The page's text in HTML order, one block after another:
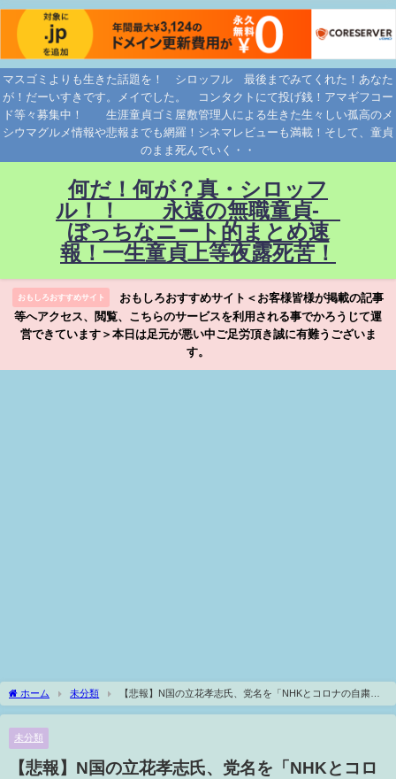
マスゴミよりも生きた話題を！ シロッフル 最後までみてくれた！あなた
が！だーいすきです。メイでした。 コンタクトにて投げ銭！アマギフコー
ド等々募集中！ 生涯童貞ゴミ屋敷管理人による生きた生々しい孤高のメ
シウマグルメ情報や悲報までも網羅！シネマレビューも満載！そして、童貞
のまま死んでいく・・
何だ！何が？真・シロッフ
ル！！ 永遠の無職童貞-
ぼっちなニート的まとめ速
報！一生童貞上等夜露死苦！
おもしろおすすめサイト
おもしろおすすめサイト＜お客様皆様が掲載の記事
等へアクセス、閲覧、こちらのサービスを利用される事でかろうじて運
営できています＞本日は足元が悪い中ご足労頂き誠に有難うございま
す。
ホーム 未分類
【悲報】N国の立花孝志氏、党名を「NHKとコロナの自粛か
ら国民を守る党」に変更へｗｗｗｗｗｗｗｗｗｗ
未分類
【悲報】N国の立花孝志氏、党名を「NHKとコロ